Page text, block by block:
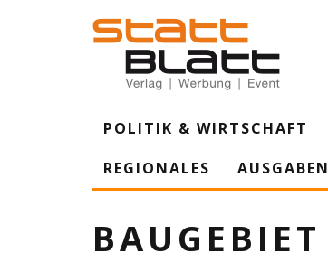
POLITIK & WIRTSCHAFT
REGIONALES
AUSGABEN
BAUGEBIET